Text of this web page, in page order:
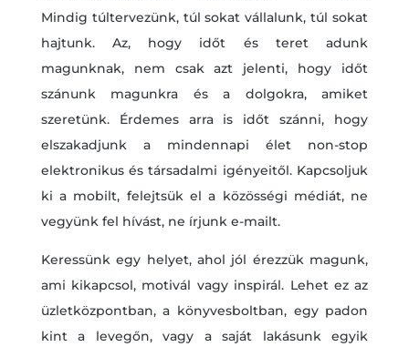
Mindig túltervezünk, túl sokat vállalunk, túl sokat
hajtunk. Az, hogy időt és teret adunk
magunknak, nem csak azt jelenti, hogy időt
szánunk magunkra és a dolgokra, amiket
szeretünk. Érdemes arra is időt szánni, hogy
elszakadjunk a mindennapi élet non-stop
elektronikus és társadalmi igényeitől. Kapcsoljuk
ki a mobilt, felejtsük el a közösségi médiát, ne
vegyünk fel hívást, ne írjunk e-mailt.
Keressünk egy helyet, ahol jól érezzük magunk,
ami kikapcsol, motivál vagy inspirál. Lehet ez az
üzletközpontban, a könyvesboltban, egy padon
kint a levegőn, vagy a saját lakásunk egyik